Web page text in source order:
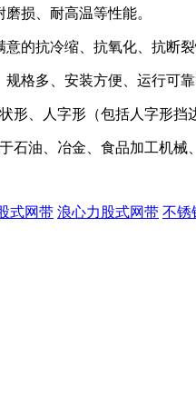
损、耐高温等性能。
的抗冷缩、抗氧化、抗断裂
格多、安装方便、运行可靠
形、人字形（包括人字形挡
石油、冶金、食品加工机械
式网带 浪心力股式网带 不锈